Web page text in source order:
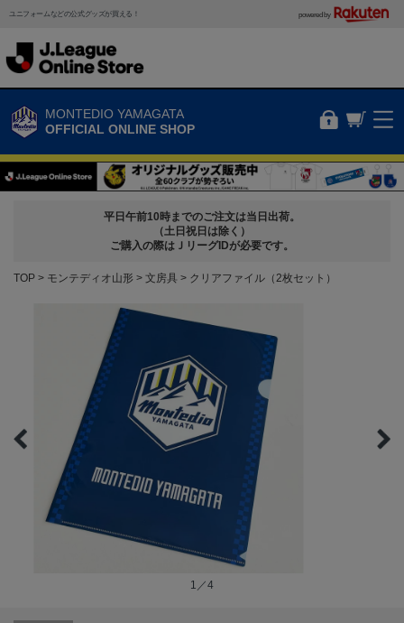
ユニフォームなどの公式グッズが買える！ powered by
MONTEDIO YAMAGATA
OFFICIAL ONLINE SHOP
平日午前10時までのご注文は当日出荷。
（土日祝日は除く）
ご購入の際はＪリーグIDが必要です。
TOP モンテディオ山形 文房具 クリアファイル（2枚セット）
1／4